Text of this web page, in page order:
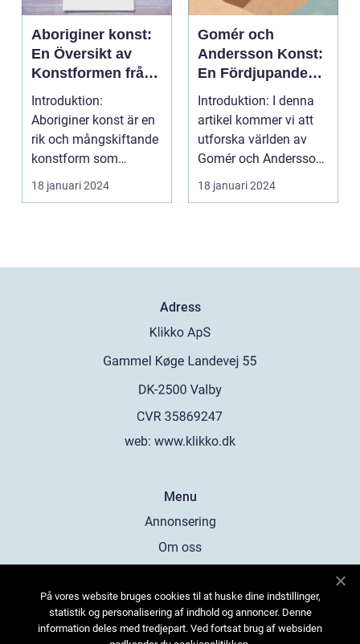
Aboriginer konst:
En Översikt av
Konstformen från
Australiens
Urinvånare
Introduktion:
Aboriginer konst är en
rik och mångskiftande
konstform som
härstammar från
Australiens...
18 januari 2024
Gomér och
Andersson Konst:
En Fördjupande
Översikt
Introduktion: I denna
artikel kommer vi att
utforska världen av
Gomér och Andersson
konst, dess olik...
18 januari 2024
Adress
web: www.klikko.dk
Menu
Annonsering
Om oss
Kontakta oss
Sitemap
På vores website bruges cookies til at huske dine indstillinger,
statistik og personalisering af indhold og annoncer. Denne
information deles med tredjepart. Ved fortsat brug af websiden